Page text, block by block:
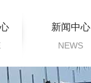
新闻中心
NEWS
公司新闻